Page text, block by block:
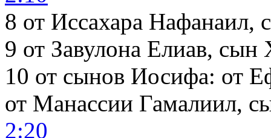
8 от Иссахара Нафанаил,
9 от Завулона Елиав, сын
10 от сынов Иосифа: от
от Манассии Гамалиил,
2:20